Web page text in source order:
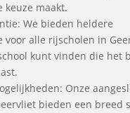
keuze maakt.
We bieden heldere
alle rijscholen in
kunt vinden die het
Onze
bieden een breed